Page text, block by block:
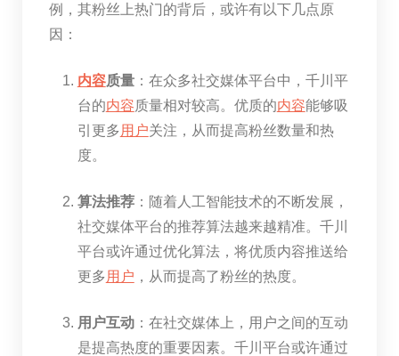
例，其粉丝上热门的背后，或许有以下几点原
因：
内容质量：在众多社交媒体平台中，千川平
台的内容质量相对较高。优质的内容能够吸
引更多用户关注，从而提高粉丝数量和热
度。
算法推荐：随着人工智能技术的不断发展，
社交媒体平台的推荐算法越来越精准。千川
平台或许通过优化算法，将优质内容推送给
更多用户 ，从而提高了粉丝的热度。
用户互动：在社交媒体上，用户之间的互动
是提高热度的重要因素。千川平台或许通过